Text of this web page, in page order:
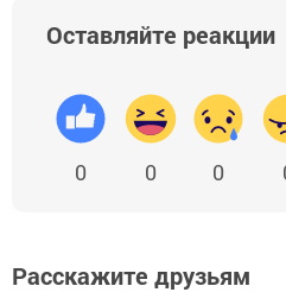
Оставляйте реакции
0 0 0
Расскажите друзьям